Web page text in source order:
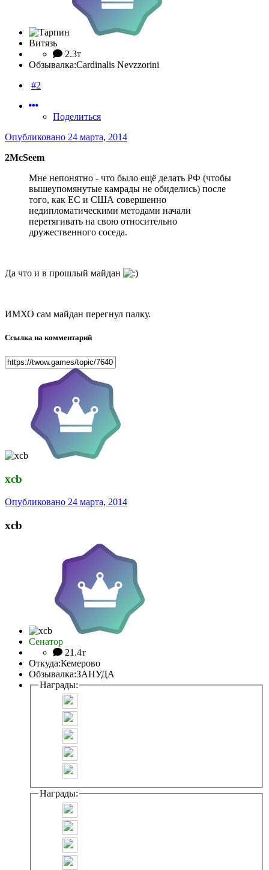
Витязь
2.3т
Обзывалка:Cardinalis Nevzzorini
#2
Поделиться
Опубликовано 24 марта, 2014
2McSeem
Мне непонятно - что было ещё делать РФ (чтобы
вышеупомянутые камрады не обиделись) после
того, как ЕС и США совершенно
недипломатическими методами начали
перетягивать на свою относительно
дружественного соседа.
Да что и в прошлый майдан
ИМХО сам майдан перегнул палку.
Ссылка на комментарий
xcb
Опубликовано 24 марта, 2014
xcb
Сенатор
21.4т
Откуда:Кемерово
Обзывалка:ЗАНУДА
Награды:
Награды: